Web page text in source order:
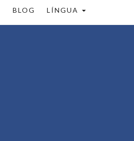
BLOG LÍNGUA